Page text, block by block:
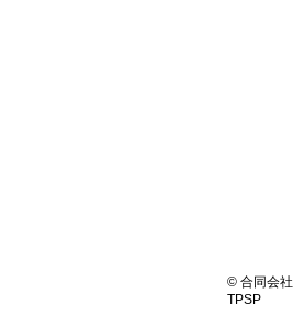
© 合同会社
TPSP